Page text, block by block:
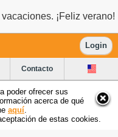
¡Feliz verano!
Login
Contacto
poder ofrecer sus
acerca de qué
aquí
de estas cookies.